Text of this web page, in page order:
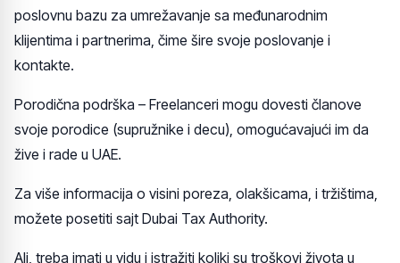
poslovnu bazu za umrežavanje sa međunarodnim
klijentima i partnerima, čime šire svoje poslovanje i
kontakte.
Porodična podrška – Freelanceri mogu dovesti članove
svoje porodice (supružnike i decu), omogućavajući im da
žive i rade u UAE.
Za više informacija o visini poreza, olakšicama, i tržištima,
možete posetiti sajt Dubai Tax Authority.
Ali, treba imati u vidu i istražiti koliki su troškovi života u